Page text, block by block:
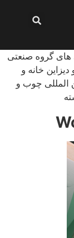
های گروه صنعتی
خانه و
المللی چوب و